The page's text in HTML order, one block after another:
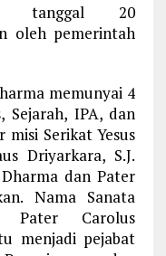
tanggal 20
oleh pemerintah
memunyai 4
Sejarah, IPA, dan
misi Serikat Yesus
Driyarkara, S.J.
dan Pater
Nama Sanata
Pater Carolus
menjadi pejabat